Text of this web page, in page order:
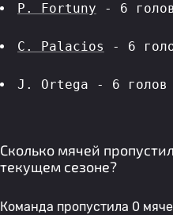
P. Fortuny - 6
C. Palacios - 6
J. Ortega - 6 голов
Сколько мячей
текущем сезоне?
Команда пропустила 0